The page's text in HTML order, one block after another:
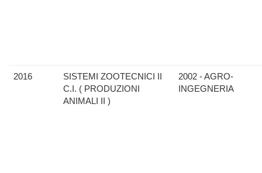
2016
SISTEMI ZOOTECNICI II
C.I. ( PRODUZIONI
ANIMALI II )
2002 - AGRO-
INGEGNERIA